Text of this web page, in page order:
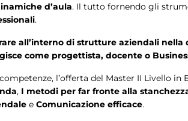
d’aula. Il tutto fornendo gli
.
all’interno di strutture aziendali
come progettista, docente o
l’offerta del Master II Livello
, I metodi per far fronte alla
e Comunicazione efficace.